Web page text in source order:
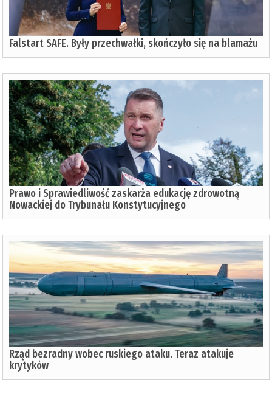
Falstart SAFE. Były przechwałki, skończyło się na blamażu
Prawo i Sprawiedliwość zaskarża edukację zdrowotną
Nowackiej do Trybunału Konstytucyjnego
Rząd bezradny wobec ruskiego ataku. Teraz atakuje
krytyków